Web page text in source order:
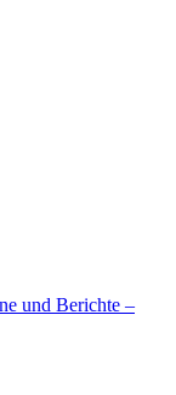
und Berichte –